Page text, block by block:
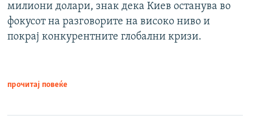
милиони долари, знак дека Киев останува во
фокусот на разговорите на високо ниво и
покрај конкурентните глобални кризи.
прочитај повеќе